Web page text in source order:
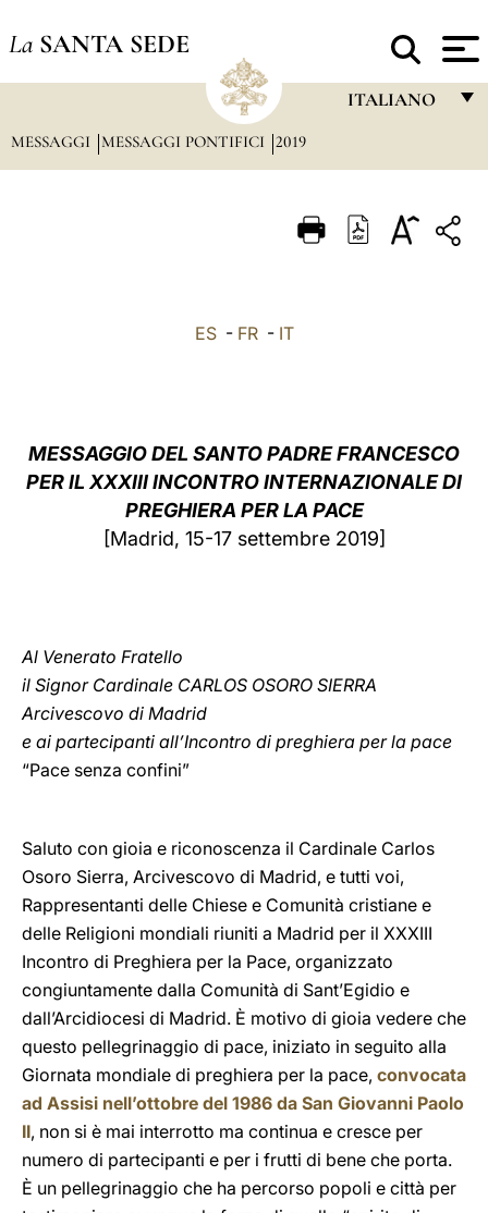
La SANTA SEDE
ITALIANO
ITALIANO
中文
LATINE
MESSAGGI MESSAGGI PONTIFICI 2019
ES- FR- IT
MESSAGGIO DEL SANTO PADRE FRANCESCO
PER IL XXXIII INCONTRO INTERNAZIONALE DI
PREGHIERA PER LA PACE
[Madrid, 15-17 settembre 2019]
Al Venerato Fratello
il Signor Cardinale CARLOS OSORO SIERRA
Arcivescovo di Madrid
e ai partecipanti all’Incontro di preghiera per la pace
“Pace senza confini”
Saluto con gioia e riconoscenza il Cardinale Carlos
Osoro Sierra, Arcivescovo di Madrid, e tutti voi,
Rappresentanti delle Chiese e Comunità cristiane e
delle Religioni mondiali riuniti a Madrid per il XXXIII
Incontro di Preghiera per la Pace, organizzato
congiuntamente dalla Comunità di Sant’Egidio e
dall’Arcidiocesi di Madrid. È motivo di gioia vedere che
questo pellegrinaggio di pace, iniziato in seguito alla
Giornata mondiale di preghiera per la pace, convocata
ad Assisi nell’ottobre del 1986 da San Giovanni Paolo
II, non si è mai interrotto ma continua e cresce per
numero di partecipanti e per i frutti di bene che porta.
È un pellegrinaggio che ha percorso popoli e città per